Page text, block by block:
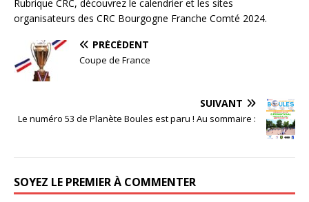
Rubrique CRC, découvrez le calendrier et les sites
organisateurs des CRC Bourgogne Franche Comté 2024.
PRÉCÉDENT
Coupe de France
SUIVANT
Le numéro 53 de Planète Boules est paru ! Au sommaire :
SOYEZ LE PREMIER À COMMENTER